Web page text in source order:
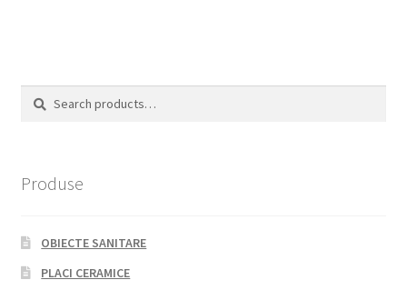
Search
Search
Produse
OBIECTE SANITARE
PLACI CERAMICE